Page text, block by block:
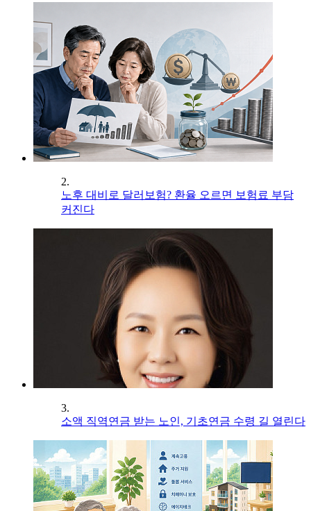
2.
노후 대비로 달러보험? 환율 오르면 보험료 부담
커진다
3.
소액 직역연금 받는 노인, 기초연금 수령 길 열린다